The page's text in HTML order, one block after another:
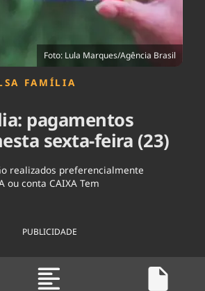
Foto: Lula Marques/Agência Brasil
FAMÍLIA
pagamentos
sexta-feira (23)
realizados preferencialmente
ou conta CAIXA Tem
PUBLICIDADE